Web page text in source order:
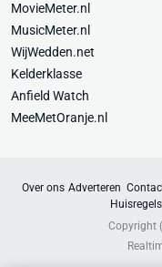
MovieMeter.nl
MusicMeter.nl
WijWedden.net
Kelderklasse
Anfield Watch
MeeMetOranje.nl
Over ons Adverteren
Huisregels
Copyright